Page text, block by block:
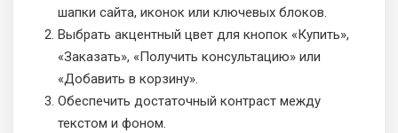
шапки сайта, иконок или ключевых блоков.
Выбрать акцентный цвет для кнопок «Купить»,
«Заказать», «Получить консультацию» или
«Добавить в корзину».
Обеспечить достаточный контраст между
текстом и фоном.